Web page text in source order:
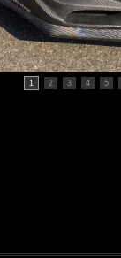
1 2 3 4 5